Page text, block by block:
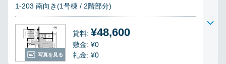
写真を見る
1-203 南向き(1号棟 / 2階部分)
貸料: ¥48,600
敷金: ¥0
礼金: ¥0